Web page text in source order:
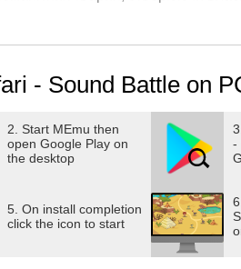
- Sound Battle on
2. Start MEmu then
open Google Play on
the desktop
-
5. On install completion
click the icon to start